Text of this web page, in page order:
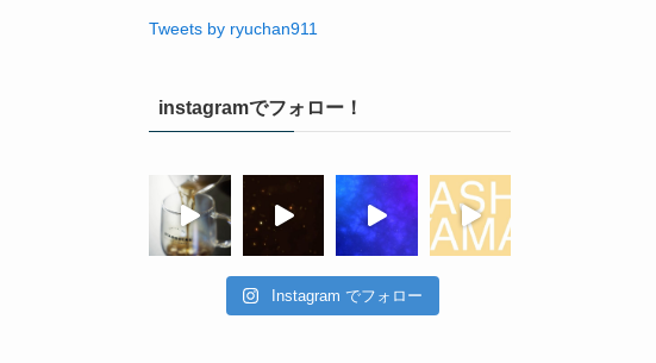
Tweets by ryuchan911
instagramでフォロー！
Instagram でフォロー